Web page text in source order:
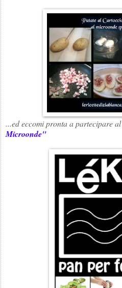
...ed eccomi pronta a partecipare al
Microonde"